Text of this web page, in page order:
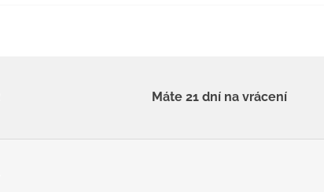
Máte 21 dní na vrácení